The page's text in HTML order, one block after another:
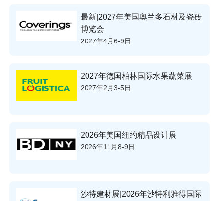
最新|2027年美国奥兰多石材及瓷砖
博览会
2027年4月6-9日
2027年德国柏林国际水果蔬菜展
2027年2月3-5日
2026年美国纽约精品设计展
2026年11月8-9日
沙特建材展|2026年沙特利雅得国际